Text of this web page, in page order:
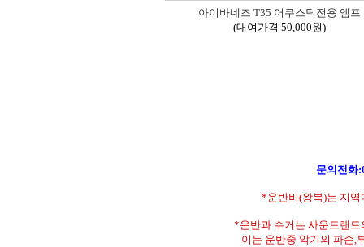
아이바네즈 T35 어쿠스틱전용 엠프
(대여가격 50,000원)
문의전화
*운반비(왕복)는 지역
*운반과 수거는 사운드랜드
이는 운반중 악기의 파손,